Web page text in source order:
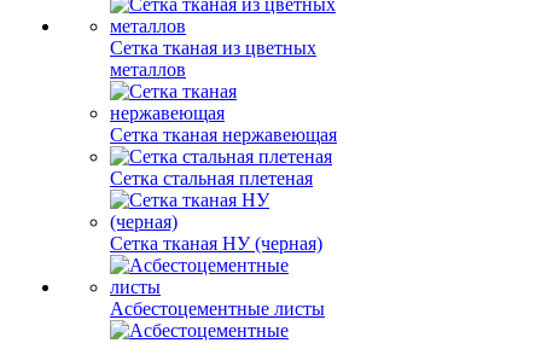
Сетка тканая из цветных
металлов
Сетка тканая нержавеющая
Сетка стальная плетеная
Сетка тканая НУ (черная)
Асбестоцементные листы